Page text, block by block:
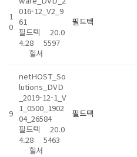
1
0
016-12_V2_9
61
필드텍
20.0
4.28
5597
힐셔
필드텍
9
netHOST_So
lutions_DVD
_2019-12-1_V
1_0500_1902
04_26584
필드텍
20.0
4.28
5463
힐셔
필드텍